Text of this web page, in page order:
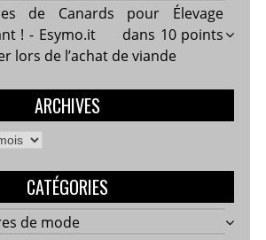
de Canards pour Élevage
! - Esymo.it
dans 10 points
lors de l’achat de viande
ARCHIVES
CATÉGORIES
de mode